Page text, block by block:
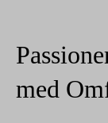
med